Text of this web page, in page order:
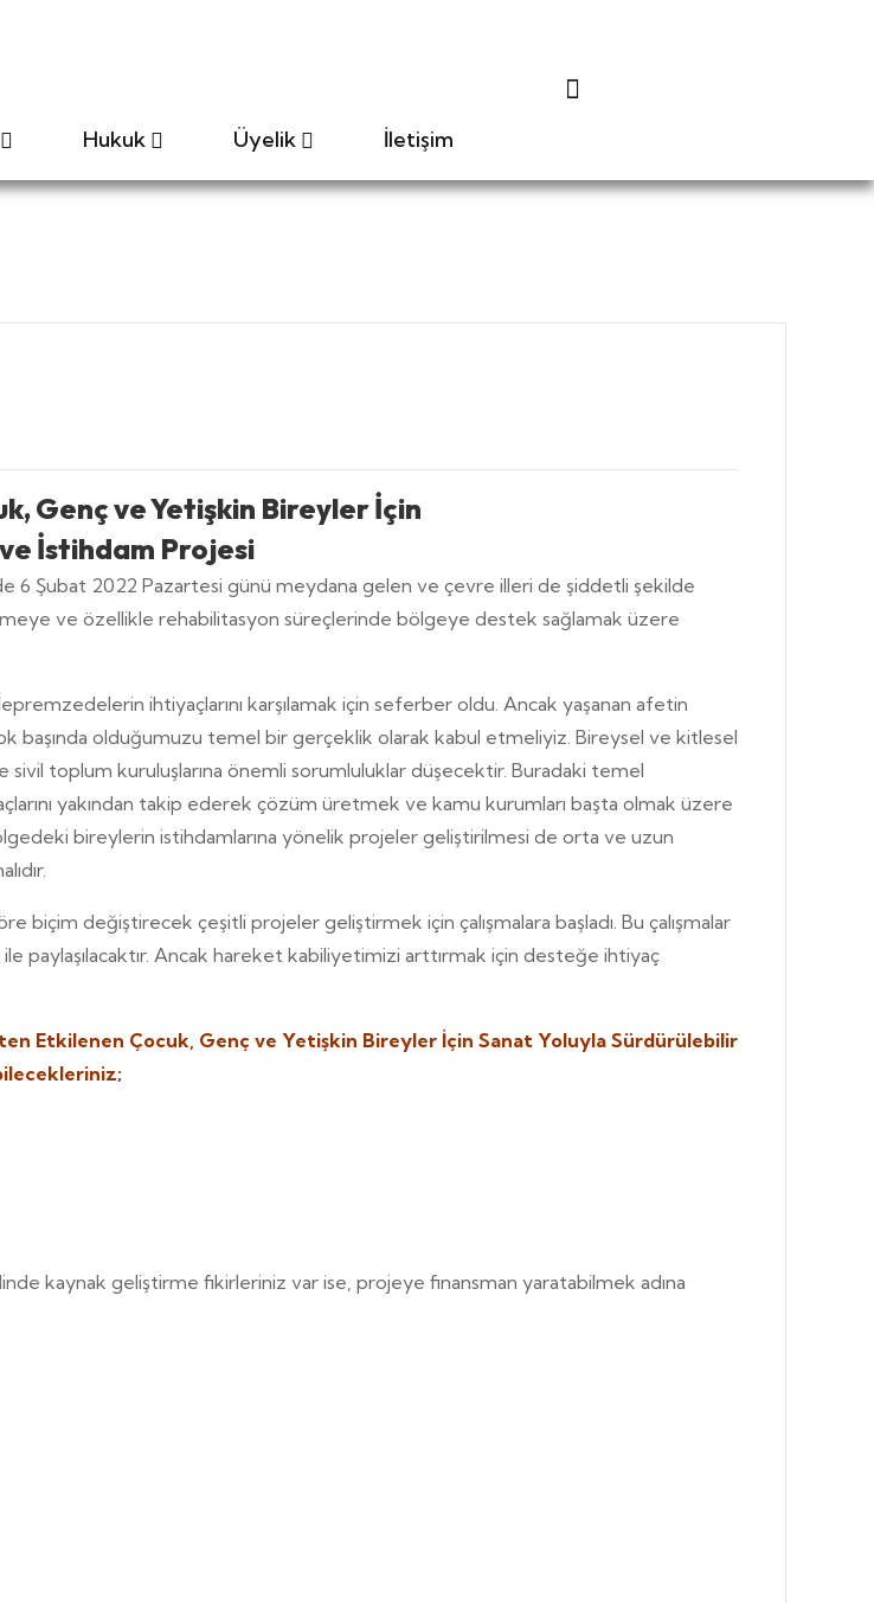
Hukuk Üyelik İletişim
Genç ve Yetişkin Bireyler İçin
İstihdam Projesi
6 Şubat 2022 Pazartesi günü meydana gelen ve çevre illeri de şiddetli şekilde
ve özellikle rehabilitasyon süreçlerinde bölgeye destek sağlamak üzere
ihtiyaçlarını karşılamak için seferber oldu. Ancak yaşanan afetin
başında olduğumuzu temel bir gerçeklik olarak kabul etmeliyiz. Bireysel ve kitlesel
sivil toplum kuruluşlarına önemli sorumluluklar düşecektir. Buradaki temel
yakından takip ederek çözüm üretmek ve kamu kurumları başta olmak üzere
bireylerin istihdamlarına yönelik projeler geliştirilmesi de orta ve uzun
biçim değiştirecek çeşitli projeler geliştirmek için çalışmalara başladı. Bu çalışmalar
paylaşılacaktır. Ancak hareket kabiliyetimizi arttırmak için desteğe ihtiyaç
Etkilenen Çocuk, Genç ve Yetişkin Bireyler İçin Sanat Yoluyla Sürdürülebilir
kaynak geliştirme fikirleriniz var ise, projeye finansman yaratabilmek adına